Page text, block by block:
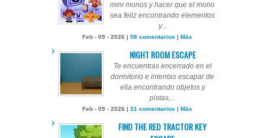
mini monos y hacer que el mono
sea feliz encontrando elementos
y...
Feb - 09 - 2026 | 58 comentarios | Más
NIGHT ROOM ESCAPE
Te encuentras encerrado en el
dormitorio e intentas escapar de
ella encontrando objetos y
pistas,...
Feb - 09 - 2026 | 31 comentarios | Más
FIND THE RED TRACTOR KEY